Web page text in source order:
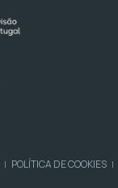
| POLÍTICA DE COOKIES |